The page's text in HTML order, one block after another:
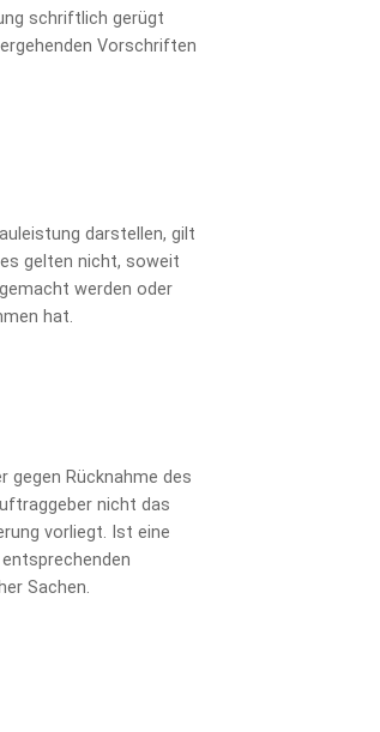
schriftlich gerügt
Vorschriften
darstellen, gilt
gelten nicht, soweit
werden oder
hat.
gegen Rücknahme des
nicht das
vorliegt. Ist eine
Sachen.